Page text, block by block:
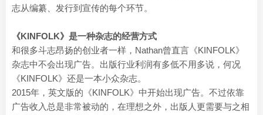
志从编纂、发行到宣传的每个环节。
《KINFOLK》是一种杂志的经营方式
和很多斗志昂扬的创业者一样，Nathan曾直言《KINFOLK》
杂志中不会出现广告。出版行业利润有多低不用多说，何况
《KINFOLK》还是一本小众杂志。
2015年，英文版的《KINFOLK》中开始出现广告。不过依靠
广告收入总是非常被动的，在理想之外，出版人更需要与之相